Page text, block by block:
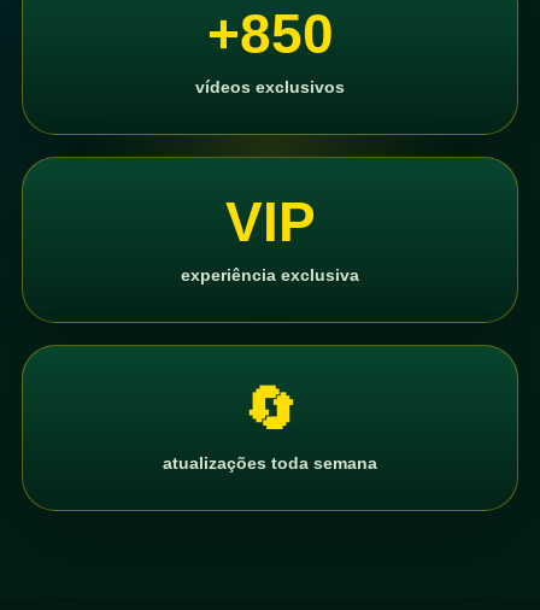
+850
vídeos exclusivos
VIP
experiência exclusiva
🔄
atualizações toda semana